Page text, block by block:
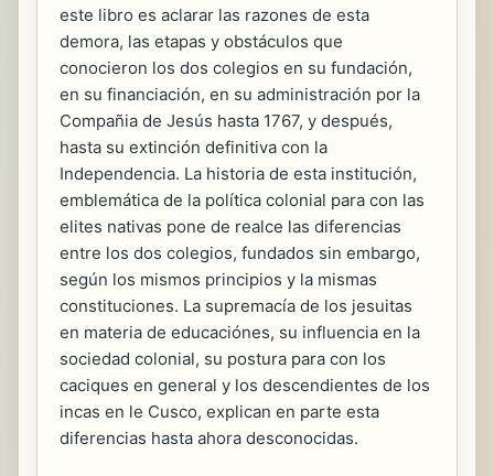
este libro es aclarar las razones de esta
demora, las etapas y obstáculos que
conocieron los dos colegios en su fundación,
en su financiación, en su administración por la
Compañia de Jesús hasta 1767, y después,
hasta su extinción definitiva con la
Independencia. La historia de esta institución,
emblemática de la política colonial para con las
elites nativas pone de realce las diferencias
entre los dos colegios, fundados sin embargo,
según los mismos principios y la mismas
constituciones. La supremacía de los jesuitas
en materia de educaciónes, su influencia en la
sociedad colonial, su postura para con los
caciques en general y los descendientes de los
incas en le Cusco, explican en parte esta
diferencias hasta ahora desconocidas.